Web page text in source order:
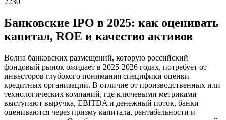
Банковские IPO в 2025: как оценивать
капитал, ROE и качество активов
Волна банковских размещений, которую российский
фондовый рынок ожидает в 2025-2026 годах, потребует от
инвесторов глубокого понимания специфики оценки
кредитных организаций. В отличие от производственных или
технологических компаний, где ключевыми метриками
выступают выручка, EBITDA и денежный поток, банки
оцениваются через призму капитала, рентабельности и